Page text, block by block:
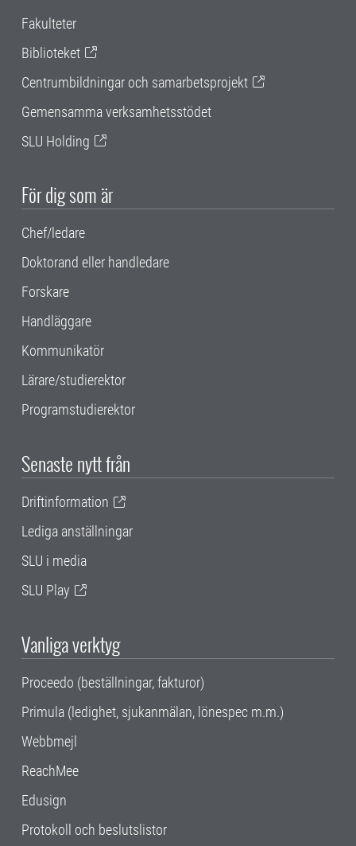
Fakulteter
Biblioteket
Centrumbildningar och samarbetsprojekt
Gemensamma verksamhetsstödet
SLU Holding
För dig som är
Chef/ledare
Doktorand eller handledare
Forskare
Handläggare
Kommunikatör
Lärare/studierektor
Programstudierektor
Senaste nytt från
Driftinformation
Lediga anställningar
SLU i media
SLU Play
Vanliga verktyg
Proceedo (beställningar, fakturor)
Primula (ledighet, sjukanmälan, lönespec m.m.)
Webbmejl
ReachMee
Edusign
Protokoll och beslutslistor